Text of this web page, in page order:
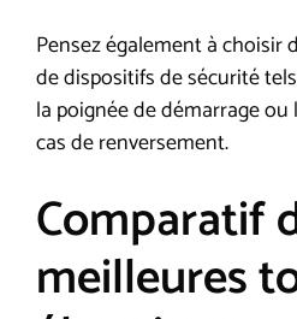
Pensez également à choisir
de dispositifs de sécurité
la poignée de démarrage
cas de renversement.
Comparatif
meilleures